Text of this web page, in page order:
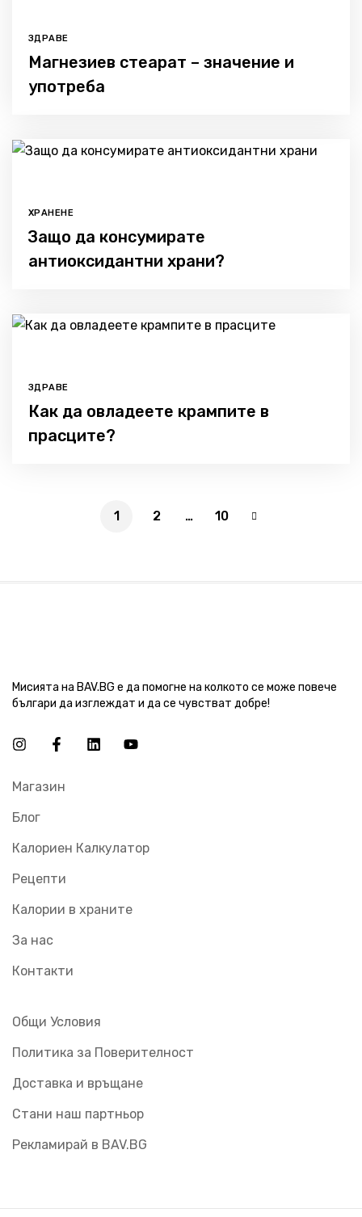
ЗДРАВЕ
Магнезиев стеарат – значение и
употреба
ХРАНЕНЕ
Защо да консумирате
антиоксидантни храни?
ЗДРАВЕ
Как да овладеете крампите в
прасците?
1 2 … 10
Мисията на BAV.BG е да помогне на колкото се може повече
българи да изглеждат и да се чувстват добре!
Магазин
Блог
Калориен Калкулатор
Рецепти
Калории в храните
За нас
Контакти
Общи Условия
Политика за Поверителност
Доставка и връщане
Стани наш партньор
Рекламирай в BAV.BG